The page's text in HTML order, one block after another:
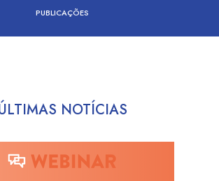
PUBLICAÇÕES
NOTÍCIAS